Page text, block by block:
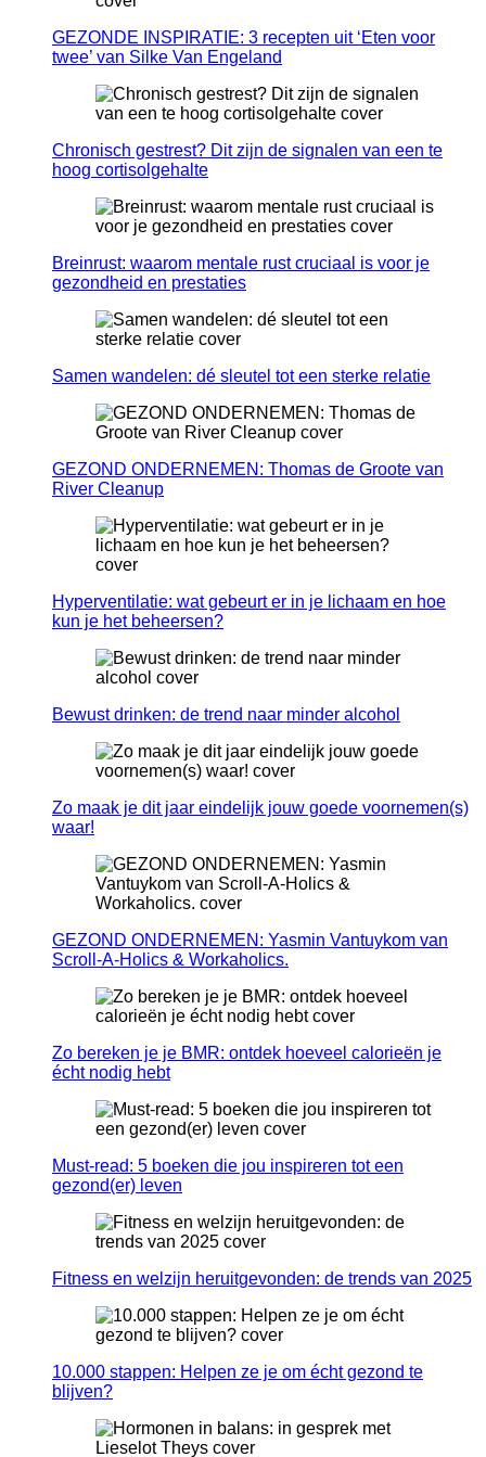
GEZONDE INSPIRATIE: 3 recepten uit ‘Eten voor
twee’ van Silke Van Engeland
Chronisch gestrest? Dit zijn de signalen van een te
hoog cortisolgehalte
Breinrust: waarom mentale rust cruciaal is voor je
gezondheid en prestaties
Samen wandelen: dé sleutel tot een sterke relatie
GEZOND ONDERNEMEN: Thomas de Groote van
River Cleanup
Hyperventilatie: wat gebeurt er in je lichaam en hoe
kun je het beheersen?
Bewust drinken: de trend naar minder alcohol
Zo maak je dit jaar eindelijk jouw goede voornemen(s)
waar!
GEZOND ONDERNEMEN: Yasmin Vantuykom van
Scroll-A-Holics & Workaholics.
Zo bereken je je BMR: ontdek hoeveel calorieën je
écht nodig hebt
Must-read: 5 boeken die jou inspireren tot een
gezond(er) leven
Fitness en welzijn heruitgevonden: de trends van 2025
10.000 stappen: Helpen ze je om écht gezond te
blijven?